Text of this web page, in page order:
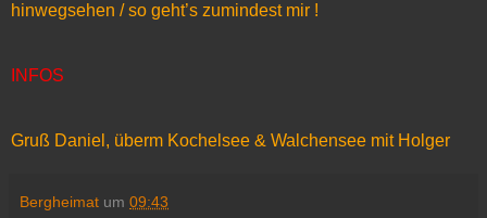
hinwegsehen / so geht’s zumindest mir !
INFOS
Gruß Daniel, überm Kochelsee & Walchensee mit Holger
Bergheimat um 09:43